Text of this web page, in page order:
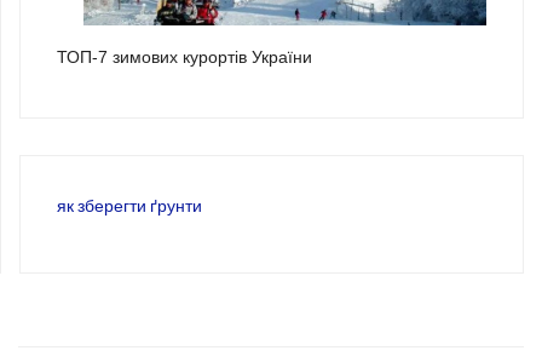
ТОП-7 зимових курортів України
як зберегти ґрунти